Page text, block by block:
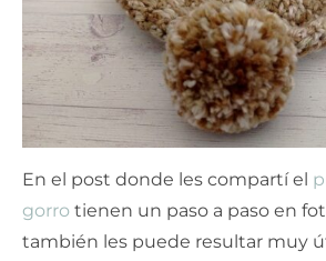
En el post donde les compartí el
gorro tienen un paso a paso en
también les puede resultar muy